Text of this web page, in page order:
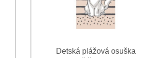
Detská plážová osuška